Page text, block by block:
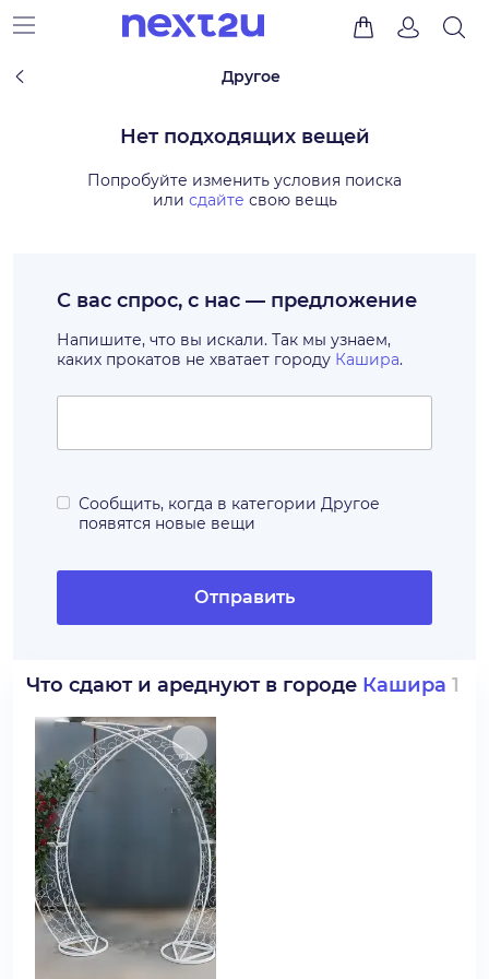
Другое
Нет подходящих вещей
Попробуйте изменить условия поиска
или сдайте свою вещь
С вас спрос, с нас — предложение
Напишите, что вы искали. Так мы узнаем,
каких прокатов не хватает городу Кашира.
Сообщить, когда в категории Другое
появятся новые вещи
Отправить
Что сдают и ареднуют в городе Кашира 1